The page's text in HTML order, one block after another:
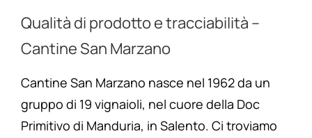
Qualità di prodotto e tracciabilità –
Cantine San Marzano
Cantine San Marzano nasce nel 1962 da un
gruppo di 19 vignaioli, nel cuore della Doc
Primitivo di Manduria, in Salento. Ci troviamo